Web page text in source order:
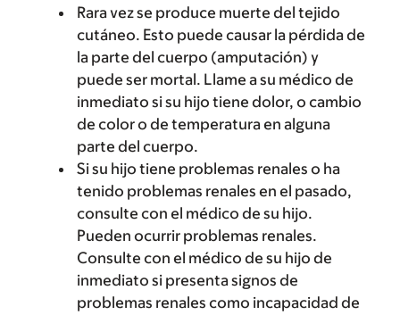
Rara vez se produce muerte del tejido
cutáneo. Esto puede causar la pérdida de
la parte del cuerpo (amputación) y
puede ser mortal. Llame a su médico de
inmediato si su hijo tiene dolor, o cambio
de color o de temperatura en alguna
parte del cuerpo.
Si su hijo tiene problemas renales o ha
tenido problemas renales en el pasado,
consulte con el médico de su hijo.
Pueden ocurrir problemas renales.
Consulte con el médico de su hijo de
inmediato si presenta signos de
problemas renales como incapacidad de